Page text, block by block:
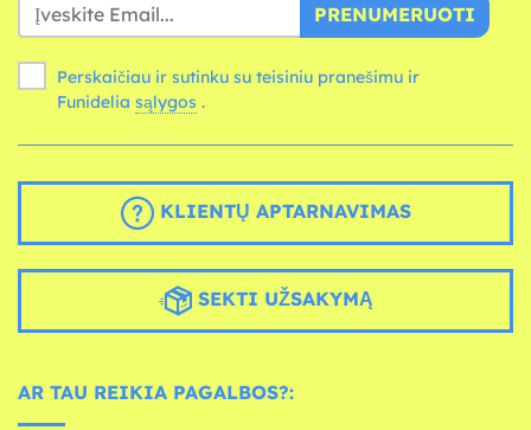
PRENUMERUOTI
Perskaičiau ir sutinku su teisiniu pranešimu ir
Funidelia sąlygos .
KLIENTŲ APTARNAVIMAS
SEKTI UŽSAKYMĄ
AR TAU REIKIA PAGALBOS?: